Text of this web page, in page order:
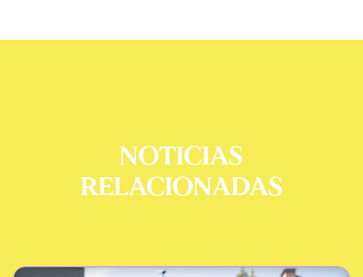
NOTICIAS
RELACIONADAS